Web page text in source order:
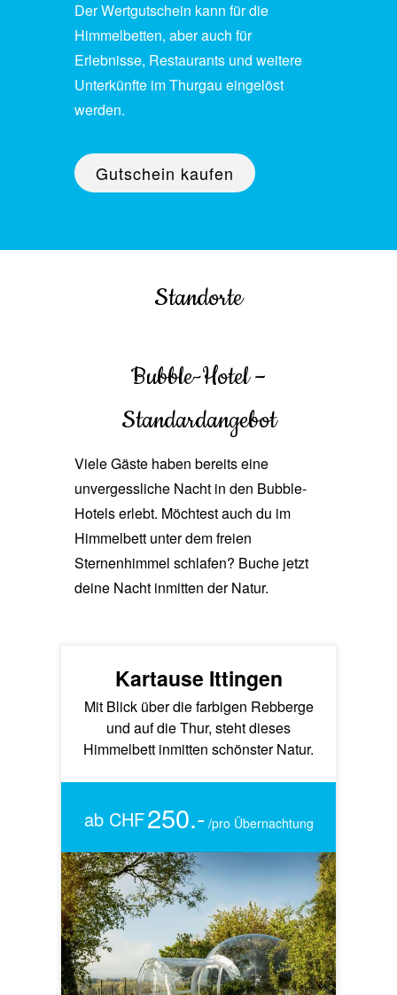
Der Wertgutschein kann für die
Himmelbetten, aber auch für
Erlebnisse, Restaurants und weitere
Unterkünfte im Thurgau eingelöst
werden.
Gutschein kaufen
Standorte
Bubble-Hotel –
Standardangebot
Viele Gäste haben bereits eine
unvergessliche Nacht in den Bubble-
Hotels erlebt. Möchtest auch du im
Himmelbett unter dem freien
Sternenhimmel schlafen? Buche jetzt
deine Nacht inmitten der Natur.
Kartause Ittingen
Mit Blick über die farbigen Rebberge
und auf die Thur, steht dieses
Himmelbett inmitten schönster Natur.
ab CHF250.- /pro Übernachtung